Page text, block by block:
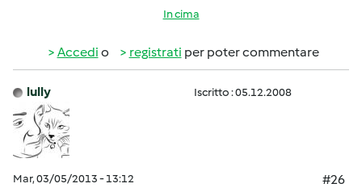
In cima
Accedi o registrati per poter commentare
lully Iscritto : 05.12.2008
Mar, 03/05/2013 - 13:12
#26